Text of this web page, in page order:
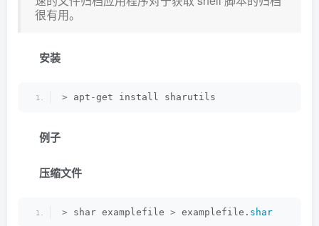
很有用。
安装
> apt-get install sharutils
例子
压缩文件
> shar examplefile > examplefile. shar